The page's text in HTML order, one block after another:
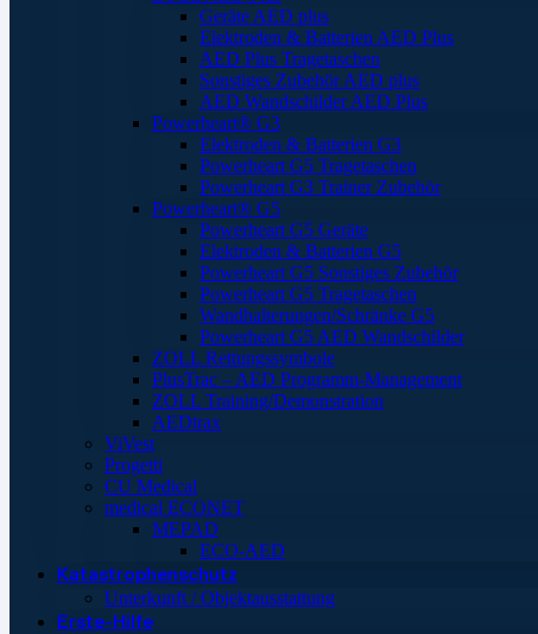
Geräte AED plus
Elektroden & Batterien AED Plus
AED Plus Tragetaschen
Sonstiges Zubehör AED plus
AED Wandschilder AED Plus
Powerheart® G3
Elektroden & Batterien G3
Powerheart G5 Tragetaschen
Powerheart G3 Trainer Zubehör
Powerheart® G5
Powerheart G5 Geräte
Elektroden & Batterien G5
Powerheart G5 Sonstiges Zubehör
Powerheart G5 Tragetaschen
Wandhalterungen/Schränke G5
Powerheart G5 AED Wandschilder
ZOLL Rettungssymbole
PlusTrac – AED Programm-Management
ZOLL Training/Demonstration
AEDtrax
ViVest
Progetti
CU Medical
medical ECONET
MEPAD
ECO-AED
Katastrophenschutz
Unterkunft / Objektausstattung
Erste-Hilfe